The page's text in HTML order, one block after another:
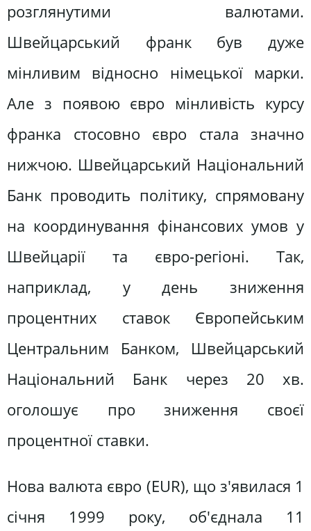
розглянутими валютами.
Швейцарський франк був дуже
мінливим відносно німецької марки.
Але з появою євро мінливість курсу
франка стосовно євро стала значно
нижчою. Швейцарський Національний
Банк проводить політику, спрямовану
на координування фінансових умов у
Швейцарії та євро-регіоні. Так,
наприклад, у день зниження
процентних ставок Європейським
Центральним Банком, Швейцарський
Національний Банк через 20 хв.
оголошує про зниження своєї
процентної ставки.
Нова валюта євро (EUR), що з'явилася 1
січня 1999 року, об'єднала 11